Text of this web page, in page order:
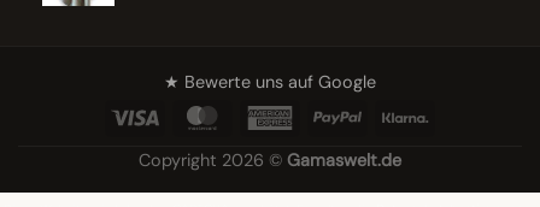
★ Bewerte uns auf Google
Visa
MasterCardAmericanPayPal
Copyright 2026 © Gamaswelt.de